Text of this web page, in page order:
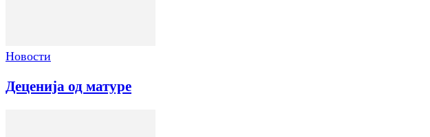
Новости
Деценија од матуре